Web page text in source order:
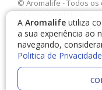
A Aromalife utiliza
a sua experiência ao
navegando,
Politica de Privacidade
© Aromalife - Todos os
03.772.376/0001-02
É proibido a sua
autorização da
Rua: Conde de Irajá, 17
010